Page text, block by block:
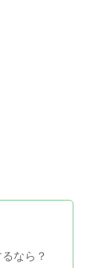
なら？